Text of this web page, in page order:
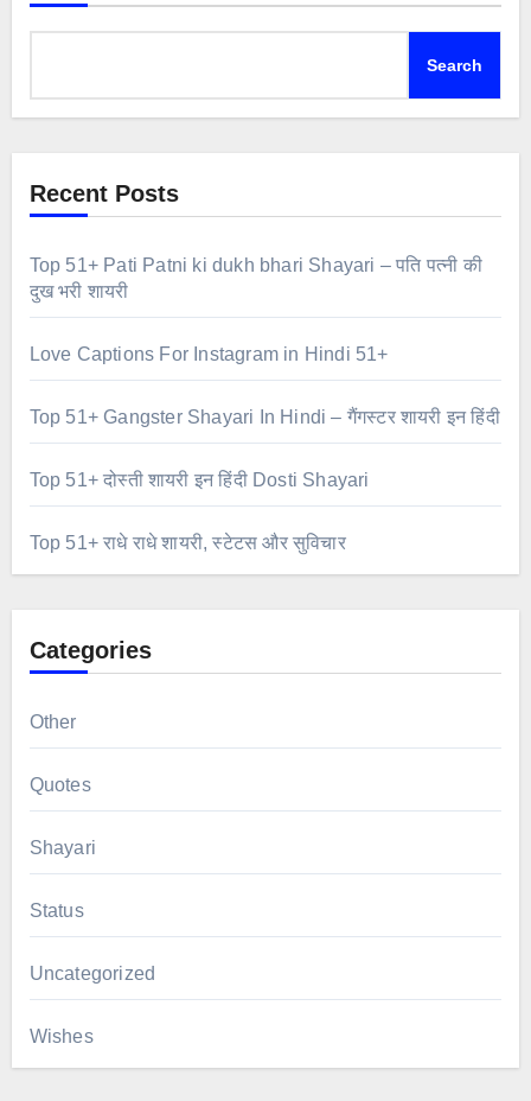
Search
Recent Posts
Top 51+ Pati Patni ki dukh bhari Shayari – पति पत्नी की
दुख भरी शायरी
Love Captions For Instagram in Hindi 51+
Top 51+ Gangster Shayari In Hindi – गैंगस्टर शायरी इन हिंदी
Top 51+ दोस्ती शायरी इन हिंदी Dosti Shayari
Top 51+ राधे राधे शायरी, स्टेटस और सुविचार
Categories
Other
Quotes
Shayari
Status
Uncategorized
Wishes